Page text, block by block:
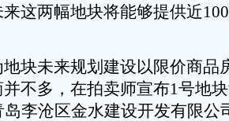
这两幅地块将能够提供近
未来规划建设以限价商品
不多，在拍卖师宣布1号地
李沧区金水建设开发有限公